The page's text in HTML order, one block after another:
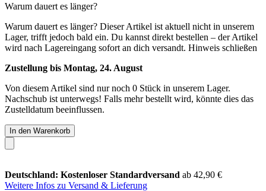
Warum dauert es länger?
Warum dauert es länger? Dieser Artikel ist aktuell nicht in unserem
Lager, trifft jedoch bald ein. Du kannst direkt bestellen – der Artikel
wird nach Lagereingang sofort an dich versandt. Hinweis schließen
Zustellung bis Montag, 24. August
Von diesem Artikel sind nur noch 0 Stück in unserem Lager.
Nachschub ist unterwegs! Falls mehr bestellt wird, könnte dies das
Zustelldatum beeinflussen.
In den Warenkorb
Deutschland: Kostenloser Standardversand ab 42,90 €
Weitere Infos zu Versand & Lieferung